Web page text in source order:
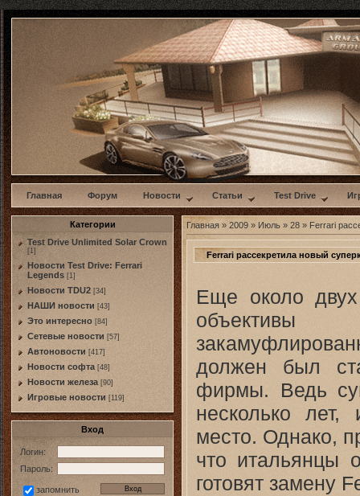
w
Главная Форум Новости Статьи Test Drive
Категории
Test Drive Unlimited Solar Crown
[1]
Новости Test Drive: Ferrari
Legends [1]
Новости TDU2 [34]
НАШИ новости [43]
Это интересно [84]
Сетевые новости [57]
Автоновости [417]
Новости софта [48]
Новоcти железа [90]
Игровые новости [119]
Вход
Логин:
Пароль:
запомнить
Главная » 2009 » Июль » 28 » Ferrari
Ferrari рассекретила новый
Еще около
объективы
должен был
фирмы. Ведь
несколько
место. Однако,
что итальянцы
готовят замену